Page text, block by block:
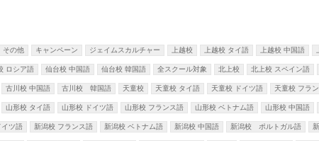
その他 キャンペーン ジェイムスカルチャー 上越校 上越校 タイ語 上越校 中国語
ロシア語 仙台校 中国語 仙台校 韓国語 全スクール対象 北上校 北上校 スペイン語
古川校 中国語 古川校 韓国語 天童校 天童校 タイ語 天童校 ドイツ語 天童校 フラ
山形校 タイ語 山形校 ドイツ語 山形校 フランス語 山形校 ベトナム語 山形校 中国語
イツ語 新潟校 フランス語 新潟校 ベトナム語 新潟校 中国語 新潟校 ポルトガル語